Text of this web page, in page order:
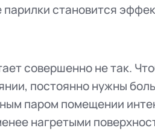
становится
совершенно не так.
постоянно нужны
паром помещении
нагретыми